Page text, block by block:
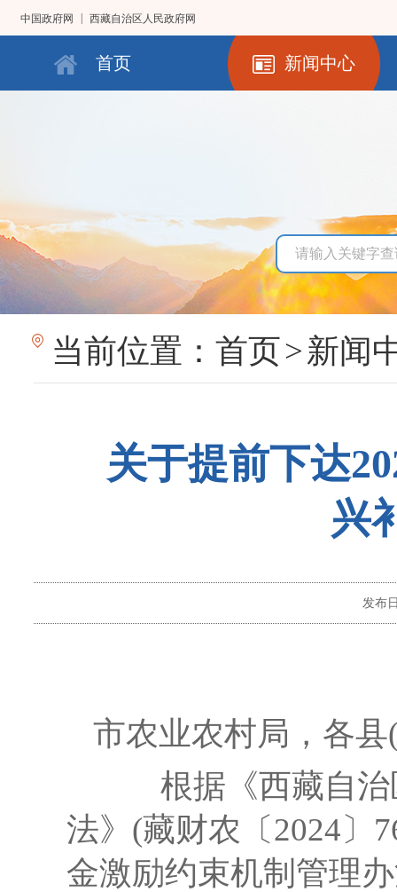
中国政府网 西藏自治区人民政府网
首页 新闻中心
当前位置： 首页>新闻
关于提前下达
兴
发布
市农业农村局，各
根据《西藏自
法》(藏财农〔 2024〕
金激励约束机制管理